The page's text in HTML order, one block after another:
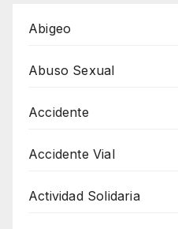
Abigeo
Abuso Sexual
Accidente
Accidente Vial
Actividad Solidaria